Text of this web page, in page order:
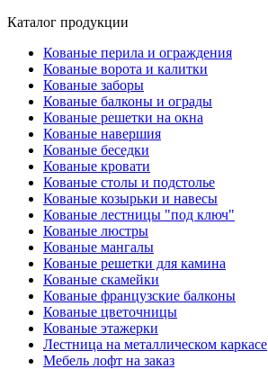
Каталог продукции
Кованые перила и ограждения
Кованые ворота и калитки
Кованые заборы
Кованые балконы и ограды
Кованые решетки на окна
Кованые навершия
Кованые беседки
Кованые кровати
Кованые столы и подстолье
Кованые козырьки и навесы
Кованые лестницы "под ключ"
Кованые люстры
Кованые мангалы
Кованые решетки для камина
Кованые скамейки
Кованые французские балконы
Кованые цветочницы
Кованые этажерки
Лестница на металлическом каркасе
Мебель лофт на заказ